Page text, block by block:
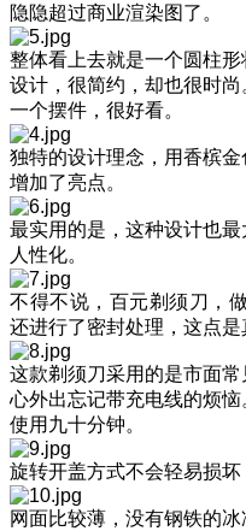
隐隐超过商业渲染图了。
整体看上去就是一个圆柱
设计，很简约，却也很时
一个摆件，很好看。
独特的设计理念，用香槟
增加了亮点。
最实用的是，这种设计也
人性化。
不得不说，百元剃须刀，
还进行了密封处理，这点是
这款剃须刀采用的是市面
心外出忘记带充电线的烦
使用九十分钟。
旋转开盖方式不会轻易损坏
网面比较薄，没有钢铁的